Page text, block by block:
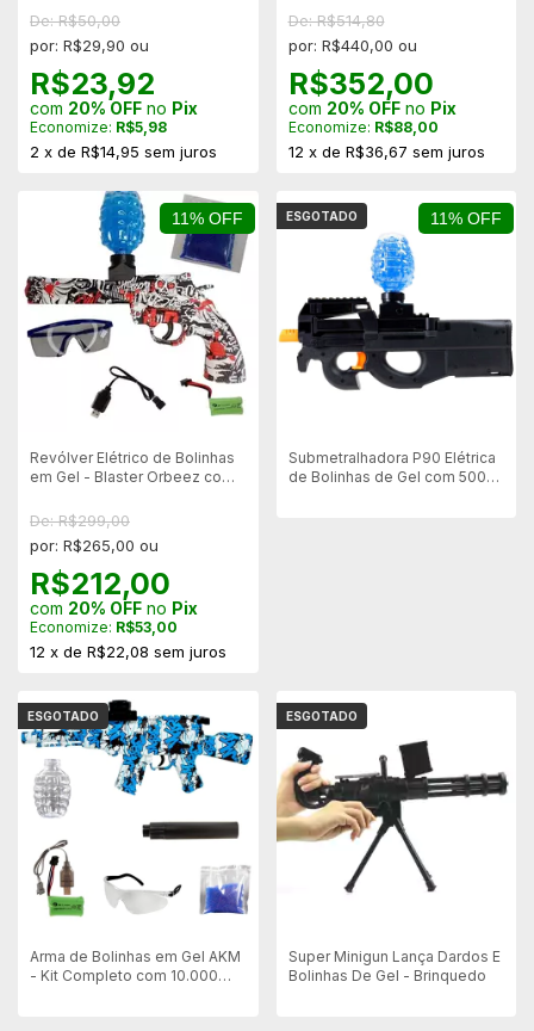
De: R$50,00
por: R$29,90 ou
R$23,92
com 20% OFF no Pix
Economize: R$5,98
2 x de R$14,95 sem juros
De: R$514,80
por: R$440,00 ou
R$352,00
com 20% OFFno Pix
Economize: R$88,00
12 x de R$36,67 sem juros
11% OFF
Revólver Elétrico de Bolinhas
em Gel - Blaster Orbeez com
Vermelho e Branco
De: R$299,00
por: R$265,00 ou
R$212,00
com 20% OFF no Pix
Economize: R$53,00
12 x de R$22,08 sem juros
11% OFF
ESGOTADO
Submetralhadora P90 Elétrica
de Bolinhas de Gel com 5000
ESGOTADO
Arma de Bolinhas em Gel AKM
- Kit Completo com 10.000
ESGOTADO
Super Minigun Lança Dardos E
Bolinhas De Gel - Brinquedo